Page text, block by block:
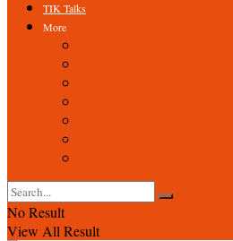
TIK Talks
More
No Result
View All Result